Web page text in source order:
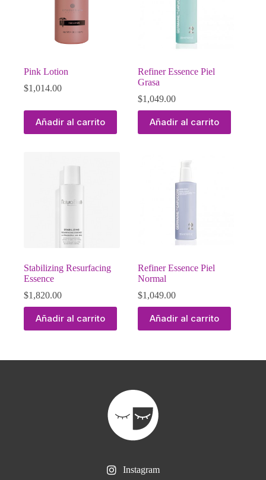
Pink Lotion
$1,014.00
Añadir al carrito
Refiner Essence Piel
Grasa
$1,049.00
Añadir al carrito
Stabilizing Resurfacing
Essence
$1,820.00
Añadir al carrito
Refiner Essence Piel
Normal
$1,049.00
Añadir al carrito
Instagram